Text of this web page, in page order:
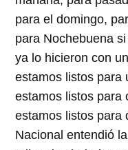
para el domingo,
para Nochebuena
ya lo hicieron con
estamos listos para
estamos listos para
estamos listos para
Nacional entendió